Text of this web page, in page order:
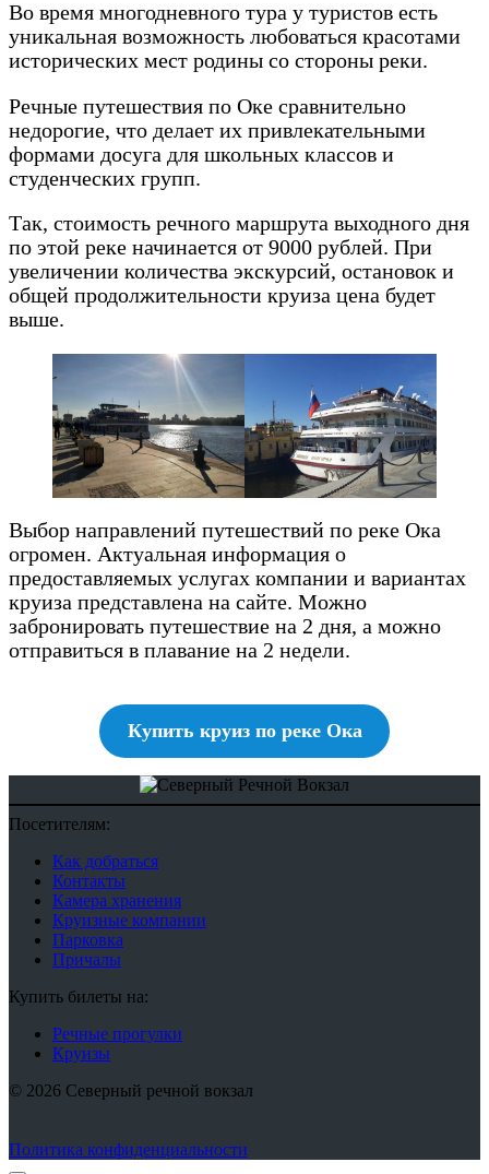
Во время многодневного тура у туристов есть
уникальная возможность любоваться красотами
исторических мест родины со стороны реки.
Речные путешествия по Оке сравнительно
недорогие, что делает их привлекательными
формами досуга для школьных классов и
студенческих групп.
Так, стоимость речного маршрута выходного дня
по этой реке начинается от 9000 рублей. При
увеличении количества экскурсий, остановок и
общей продолжительности круиза цена будет
выше.
Выбор направлений путешествий по реке Ока
огромен. Актуальная информация о
предоставляемых услугах компании и вариантах
круиза представлена на сайте. Можно
забронировать путешествие на 2 дня, а можно
отправиться в плавание на 2 недели.
Купить круиз по реке Ока
Посетителям:
Как добраться
Контакты
Камера хранения
Круизные компании
Парковка
Причалы
Купить билеты на:
Речные прогулки
Круизы
© 2026 Северный речной вокзал
Политика конфиденциальности